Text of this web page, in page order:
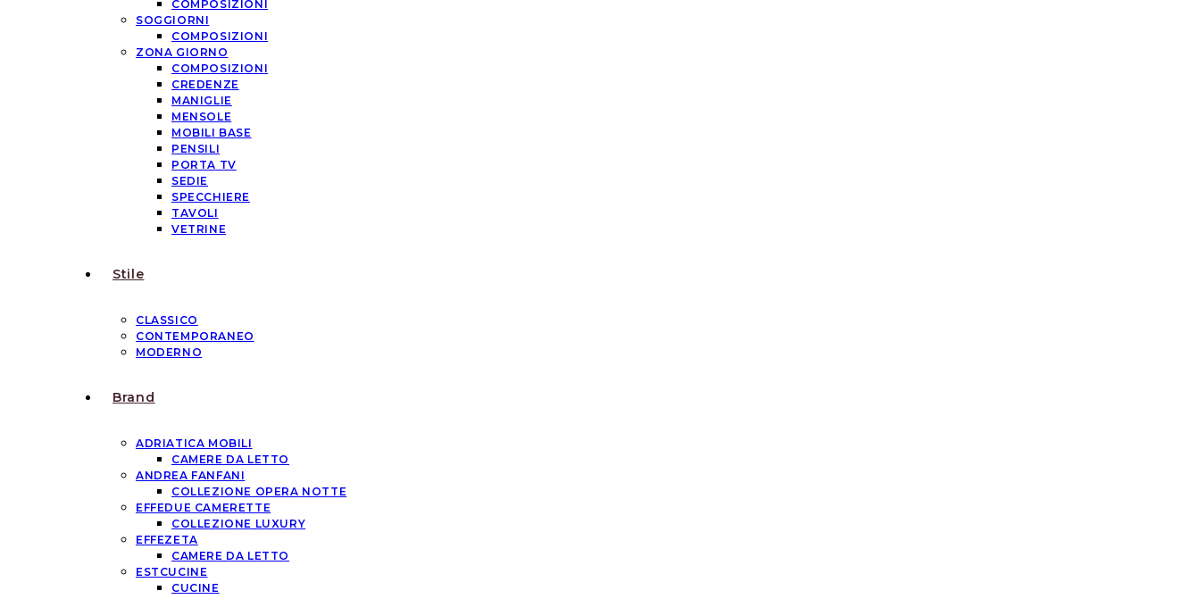
COMPOSIZIONI
SOGGIORNI
COMPOSIZIONI
ZONA GIORNO
COMPOSIZIONI
CREDENZE
MANIGLIE
MENSOLE
MOBILI BASE
PENSILI
PORTA TV
SEDIE
SPECCHIERE
TAVOLI
VETRINE
Stile
CLASSICO
CONTEMPORANEO
MODERNO
Brand
ADRIATICA MOBILI
CAMERE DA LETTO
ANDREA FANFANI
COLLEZIONE OPERA NOTTE
EFFEDUE CAMERETTE
COLLEZIONE LUXURY
EFFEZETA
CAMERE DA LETTO
ESTCUCINE
CUCINE